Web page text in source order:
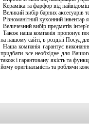
Кераміка та фарфор від
Великий вибір барних аксесуарів
Різноманітний кухонний інвентар
Величезний вибір предметів
Також наша компанія пропонує
на нашому сайті, в розділі Посуд
Наша компанія гарантує
придбати все необхідне для
також і гарантовану якість та
йому оригінальність та роблячи